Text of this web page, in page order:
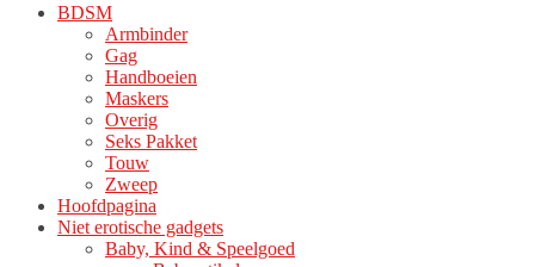
BDSM
Armbinder
Gag
Handboeien
Maskers
Overig
Seks Pakket
Touw
Zweep
Hoofdpagina
Niet erotische gadgets
Baby, Kind & Speelgoed